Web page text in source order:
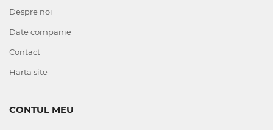
Despre noi
Date companie
Contact
Harta site
CONTUL MEU